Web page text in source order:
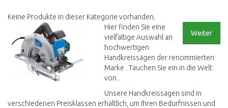
Keine Produkte in dieser Kategorie vorhanden.
Weiter
Hier finden Sie eine
vielfältige Auswahl an
hochwertigen
Handkreissägen der renommierten
Marke . Tauchen Sie ein in die Welt
von .
Unsere Handkreissägen sind in
verschiedenen Preisklassen erhältlich, um Ihren Bedürfnissen und